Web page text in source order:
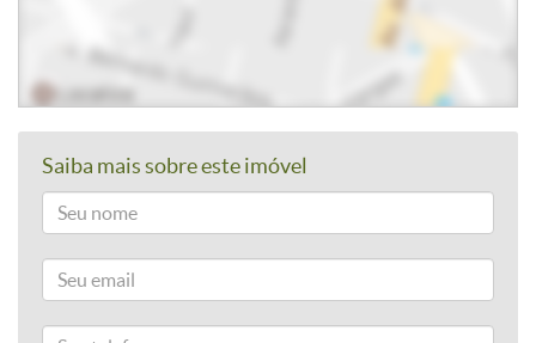
Saiba mais sobre este imóvel